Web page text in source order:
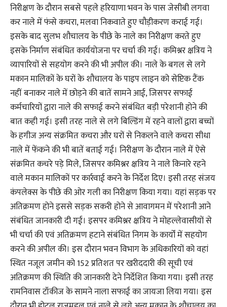
निरीक्षण के दौरान सबसे पहले हरियाणा भवन के पास जेसीबी लगवा
कर नाले में फंसे कचरा, मलवा निकवाते हुए चौड़ीकरण कराई गई।
इसके बाद सुलभ शौचालय के पीछे के नाले का निरीक्षण करते हुए
इसके निर्माण संबंधित कार्ययोजना पर चर्चा की गई। कमिश्नर क्षत्रिय ने
व्यापारियों से सहयोग करने की भी अपील की। नाले के बगल से लगे
मकान मालिकों के घरों के शौचालय के पाइप लाइन को सेप्टिक टैंक
नहीं बनाकर नाले में छोड़ने की बातें सामने आई, जिसपर सफाई
कर्मचारियों द्वारा नाले की सफाई करने संबंधित बड़ी परेशानी होने की
बात कही गई। इसी तरह नाले से लगे बिल्डिंग में रहने वालों द्वारा बच्चों
के हगीज अन्य संक्रमित कचरा और घरों से निकलने वाले कचरा सीधा
नाले में फेंकने की भी बातें बताई गई। निरीक्षण के दौरान नाले में ऐसे
संक्रमित कचरे पड़े मिले, जिसपर कमिश्नर क्षत्रिय ने नाले किनारे रहने
वाले मकान मालिकों पर कार्रवाई करने के निर्देश दिए। इसी तरह संजय
कंपलेक्स के पीछे की ओर गली का निरीक्षण किया गया। यहां सड़क पर
अतिक्रमण होने इससे सड़क सकरी होने से आवागमन में परेशानी आने
संबंधित जानकारी दी गई। इसपर कमिश्नर क्षत्रिय ने मोहल्लेवासीयों से
भी चर्चा की एवं अतिक्रमण हटाने संबंधित निगम के कार्यों में सहयोग
करने की अपील की। इस दौरान भवन विभाग के अधिकारियों को वहां
स्थित नजूल जमीन को 152 प्रतिशत पर खरीददारी की सूची एवं
अतिक्रमण की स्थिति की जानकारी देने निर्देशित किया गया। इसी तरह
रामनिवास टॉकीज के सामने नाला सफाई का जायजा लिया गया। इस